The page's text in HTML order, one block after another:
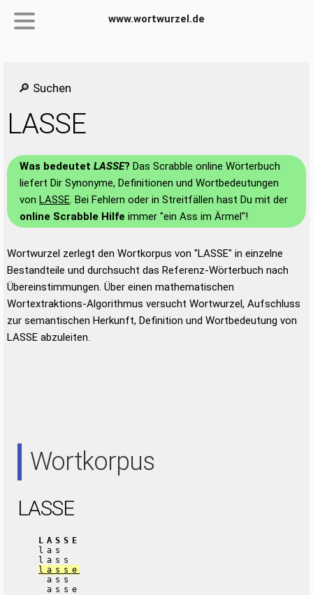
www.wortwurzel.de
🔎 Suchen
LASSE
Was bedeutet LASSE? Das Scrabble online Wörterbuch
liefert Dir Synonyme, Definitionen und Wortbedeutungen
von LASSE. Bei Fehlern oder in Streitfällen hast Du mit der
online Scrabble Hilfe immer "ein Ass im Ärmel"!
Wortwurzel zerlegt den Wortkorpus von "LASSE" in einzelne
Bestandteile und durchsucht das Referenz-Wörterbuch nach
Übereinstimmungen. Über einen mathematischen
Wortextraktions-Algorithmus versucht Wortwurzel, Aufschluss
zur semantischen Herkunft, Definition und Wortbedeutung von
LASSE abzuleiten.
Wortkorpus
LASSE
LASSE
las
lass
lasse
ass
asse